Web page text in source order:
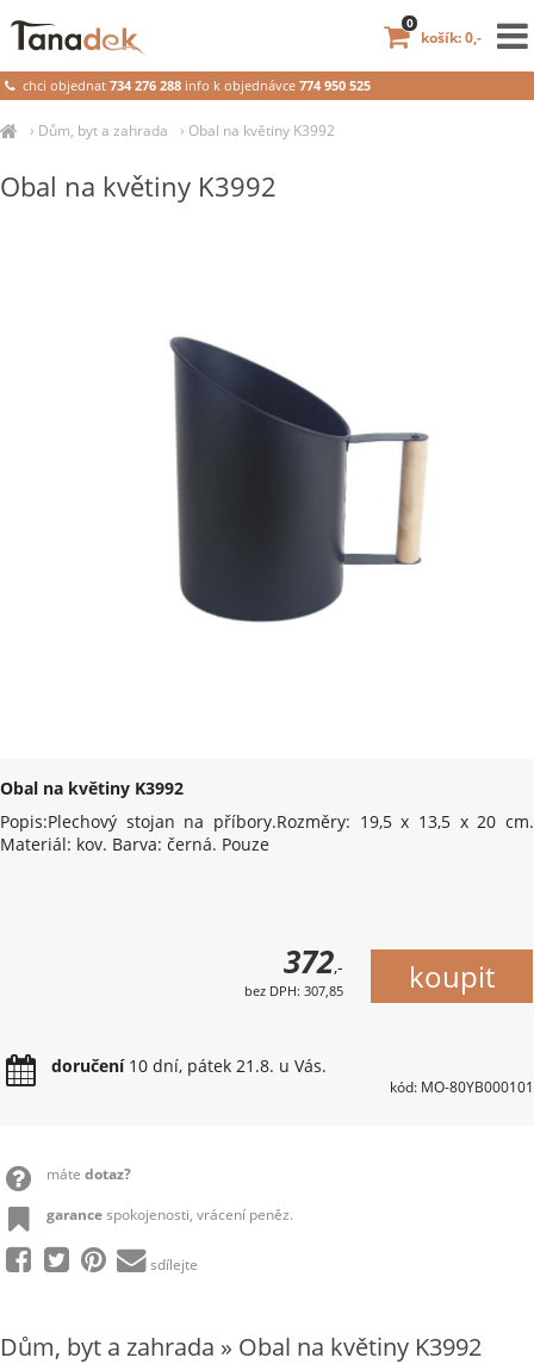
› Dům, byt a zahrada › Obal na květiny K3992
Obal na květiny K3992
Obal na květiny K3992
Popis:Plechový stojan na příbory.Rozměry: 19,5 x 13,5 x 20 cm.
Materiál: kov. Barva: černá. Pouze
372,-
bez DPH: 307,85
doručení10 dní, pátek 21.8. u Vás.
kód: MO-80YB000101
máte dotaz?
garancespokojenosti, vrácení peněz.
sdílejte
Dům, byt a zahrada » Obal na květiny K3992
chci objednat734 276 288 info k objednávce 774 950 525
košík: 0,-
0